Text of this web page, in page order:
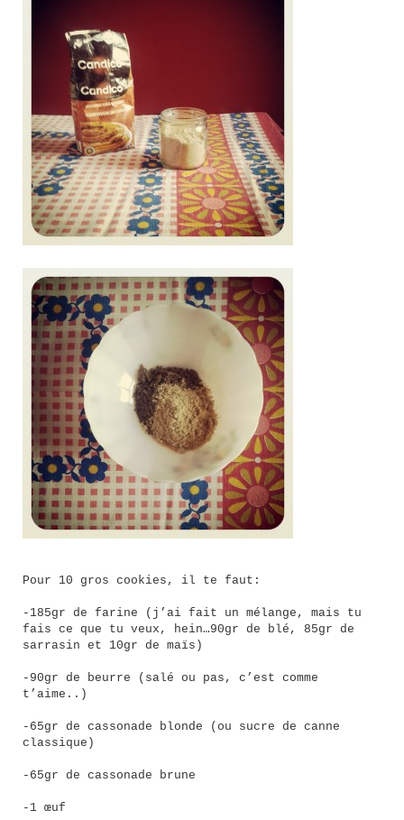
Pour 10 gros cookies, il te faut:
-185gr de farine (j’ai fait un mélange, mais tu
fais ce que tu veux, hein…90gr de blé, 85gr de
sarrasin et 10gr de maïs)
-90gr de beurre (salé ou pas, c’est comme
t’aime..)
-65gr de cassonade blonde (ou sucre de canne
classique)
-65gr de cassonade brune
-1 œuf